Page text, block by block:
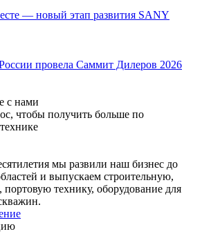
— новый этап развития SANY
провела Саммит Дилеров 2026
с нами
чтобы получить больше по
мы развили наш бизнес до
и выпускаем строительную,
технику, оборудование для